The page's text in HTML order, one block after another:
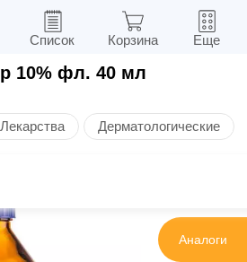
10% фл. 40 мл
Лекарства Дерматологические
Аналоги
Список Корзина Еще